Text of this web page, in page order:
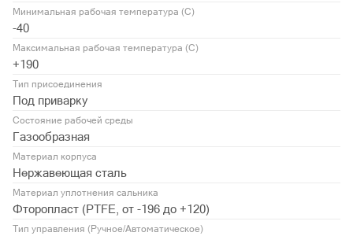
Минимальная рабочая температура (С)
-40
Максимальная рабочая температура (С)
+190
Тип присоединения
Под приварку
Состояние рабочей среды
Газообразная
Материал корпуса
Нержавеющая сталь
Материал уплотнения сальника
Фторопласт (PTFE, от -196 до +120)
Тип управления (Ручное/Автоматическое)